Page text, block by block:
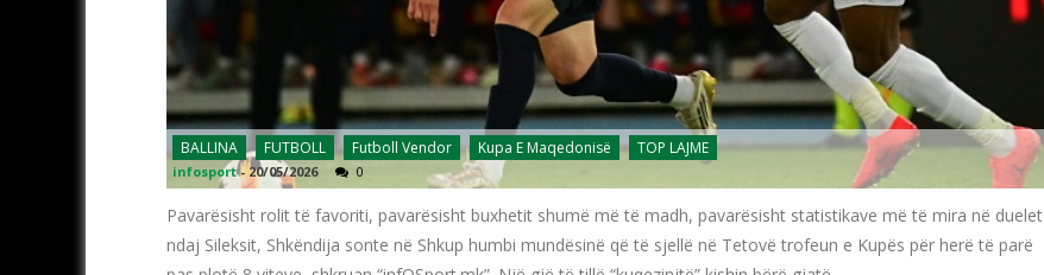
BALLINA FUTBOLL Futboll Vendor Kupa E Maqedonisë TOP LAJME
infosport -20/05/2026 0
Pavarësisht rolit të favoriti, pavarësisht buxhetit shumë më të madh, pavarësisht statistikave më të mira në duelet
ndaj Sileksit, Shkëndija sonte në Shkup humbi mundësinë që të sjellë në Tetovë trofeun e Kupës për herë të parë